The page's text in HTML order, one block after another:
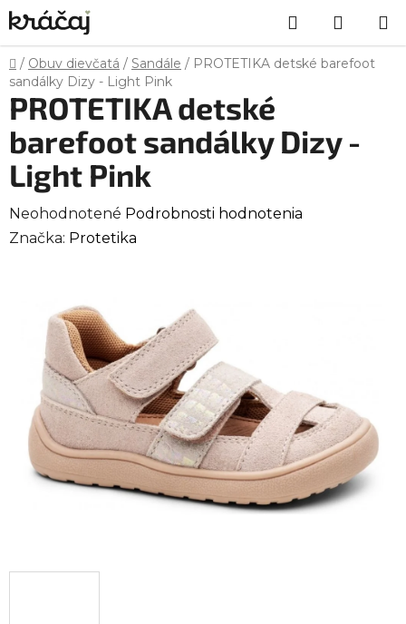
Prejsť
na
obsah
Hľadať
KOŠÍK
Domov
/ Obuv dievčatá / Sandále / PROTETIKA detské barefoot
sandálky Dizy - Light Pink
PROTETIKA detské
barefoot sandálky Dizy -
Light Pink
Priemerné
hodnotenie
hviezdičiek.
Neohodnotené Podrobnosti hodnotenia
Značka: Protetika